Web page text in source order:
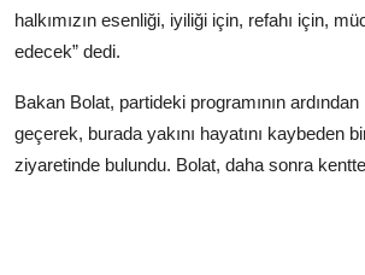
halkımızın esenliği, iyiliği için, refahı için,
edecek” dedi.
Bakan Bolat, partideki programının
geçerek, burada yakını hayatını kaybeden
ziyaretinde bulundu. Bolat, daha sonra